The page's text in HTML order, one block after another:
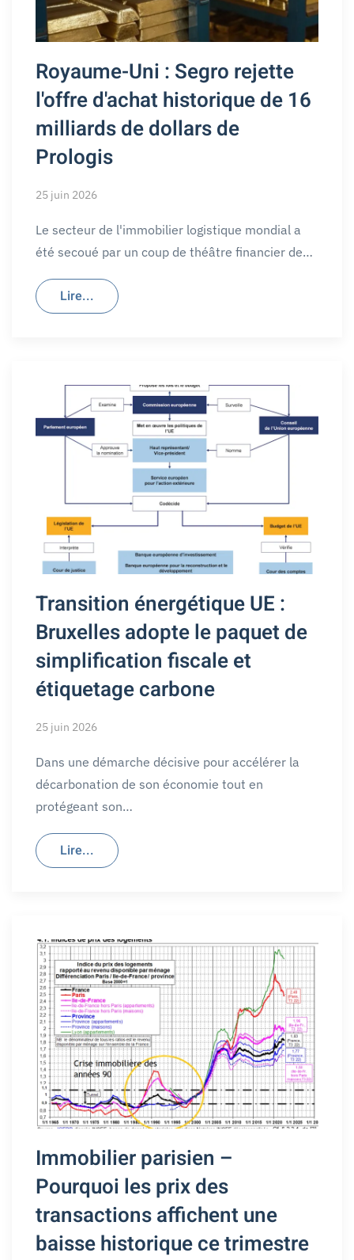
Royaume-Uni : Segro rejette
l'offre d'achat historique de 16
milliards de dollars de
Prologis
25 juin 2026
Le secteur de l'immobilier logistique mondial a
été secoué par un coup de théâtre financier de…
Lire...
Transition énergétique UE :
Bruxelles adopte le paquet de
simplification fiscale et
étiquetage carbone
25 juin 2026
Dans une démarche décisive pour accélérer la
décarbonation de son économie tout en
protégeant son…
Lire...
Immobilier parisien –
Pourquoi les prix des
transactions affichent une
baisse historique ce trimestre